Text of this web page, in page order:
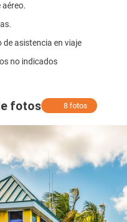
aéreo.
de asistencia en viaje
no indicados
fotos 8 fotos